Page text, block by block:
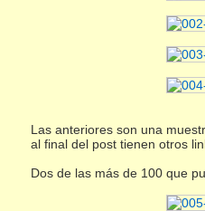
Las anteriores son una
al final del post tienen otros
Dos de las más de 100 que